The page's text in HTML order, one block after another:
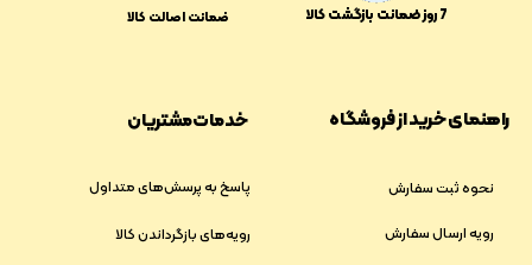
ضمانت اصالت کالا
راهنمای خرید از فروشگاه
نحوه ثبت سفارش
رویه ارسال سفارش
خدمات مشتریان
پاسخ به پرسش‌های متداول
رویه‌های بازگرداندن کالا
​​7 روز ضمانت بازگشت کالا